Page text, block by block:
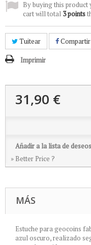
By buying this product
cart will total 3points
Tuitear Compartir
Imprimir
31,90 €
Añadir a la lista de deseos
» Better Price ?
MÁS
Estuche para geocoins
azul oscuro, realizado